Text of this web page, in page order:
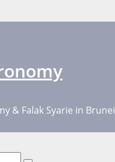
& Falak Syarie in Brunei